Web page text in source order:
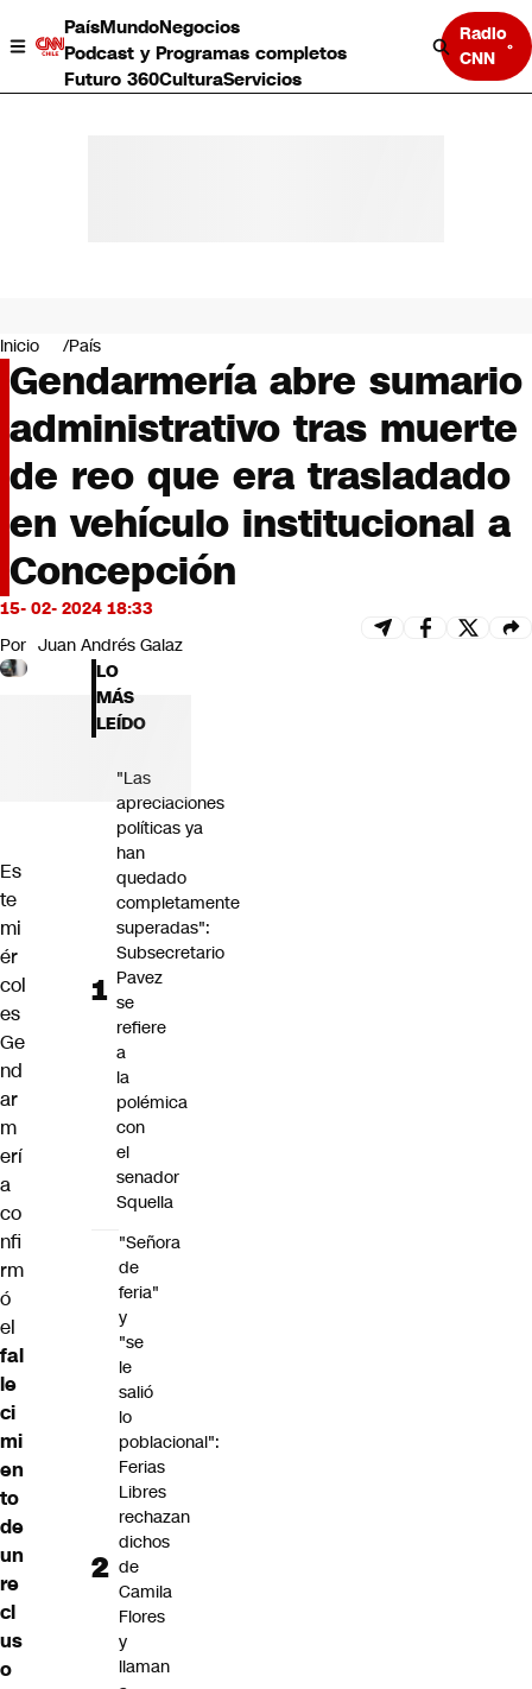
PaísMundoNegocios
Podcast y Programas completos
Futuro 360CulturaServicios
Radio
CNN
Negocios
Deportes
Programas completos
Cultura
Servicios
Bits
CNN tiempo
Futuro 360
Opinión
Inicio País
Gendarmería abre sumario
administrativo tras muerte
de reo que era trasladado
en vehículo institucional a
Concepción
15- 02- 2024 18:33
Por Juan Andrés Galaz
Es
te
mi
ér
col
es
Ge
nd
ar
m
erí
a
co
nfi
rm
ó
el
fal
le
ci
mi
en
to
de
un
re
cl
us
o
LO
MÁS
LEÍDO
"Las
apreciaciones
políticas ya
han
quedado
completamente
superadas":
Subsecretario
Pavez
se
refiere
a
la
polémica
con
el
senador
Squella
"Señora
de
feria"
y
"se
le
salió
lo
poblacional":
Ferias
Libres
rechazan
dichos
de
Camila
Flores
y
llaman